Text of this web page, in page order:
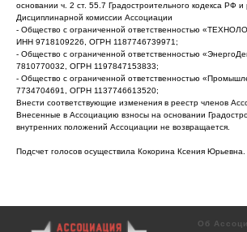
основании ч. 2 ст. 55.7 Градостроительного кодекса РФ
Дисциплинарной комиссии Ассоциации
- Общество с ограниченной ответственностью
ИНН 9718109226, ОГРН 1187746739971;
- Общество с ограниченной ответственностью
7810770032, ОГРН 1197847153833;
- Общество с ограниченной ответственностью
7734704691, ОГРН 1137746613520;
Внести соответствующие изменения в реестр членов
Внесенные в Ассоциацию взносы на основании
внутренних положений Ассоциации не возвращается.
Подсчет голосов осуществила Кокорина Ксения Юрьевна.
Об